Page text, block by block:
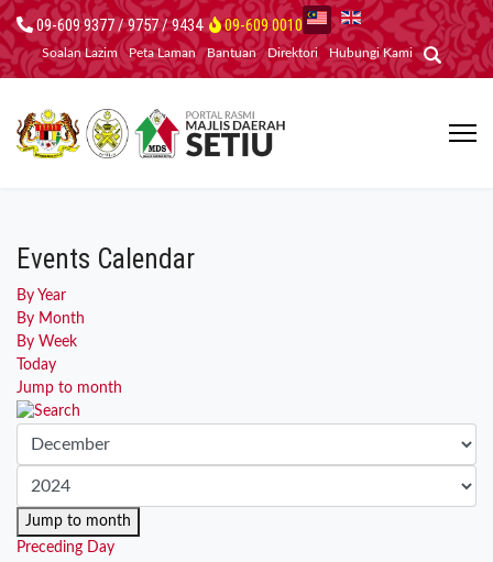
09-609 9377 / 9757 / 9434 09-609 0010
Soalan Lazim Peta Laman Bantuan Direktori Hubungi Kami
Events Calendar
By Year
By Month
By Week
Today
Jump to month
Jump to month
Preceding Day